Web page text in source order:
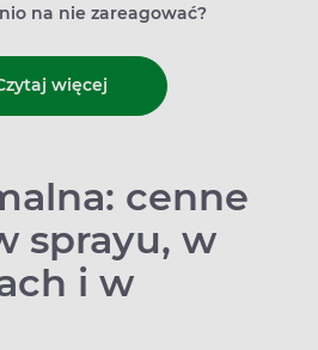
na nie zareagować?
więcej
cenne
sprayu, w
i w